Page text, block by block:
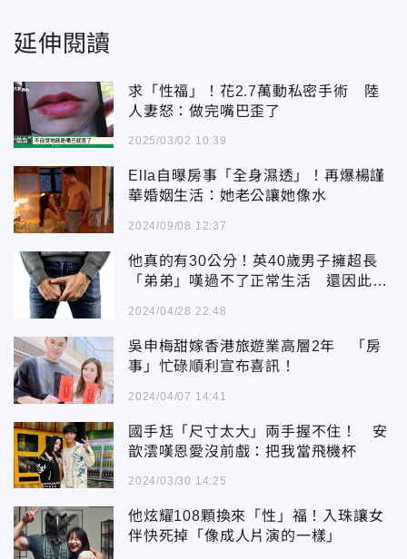
延伸閱讀
求「性福」！花2.7萬動私密手術 陸
人妻怒：做完嘴巴歪了
2025/03/02 10:39
Ella自曝房事「全身濕透」！再爆楊謹
華婚姻生活：她老公讓她像水
2024/09/08 12:37
他真的有30公分！英40歲男子擁超長
「弟弟」嘆過不了正常生活 還因此跟
2024/04/28 22:48
吳申梅甜嫁香港旅遊業高層2年 「房
事」忙碌順利宣布喜訊！
2024/04/07 14:41
國手尪「尺寸太大」兩手握不住！ 安
歆澐嘆恩愛沒前戲：把我當飛機杯
2024/03/30 14:25
他炫耀108顆換來「性」福！入珠讓女
伴快死掉「像成人片演的一樣」